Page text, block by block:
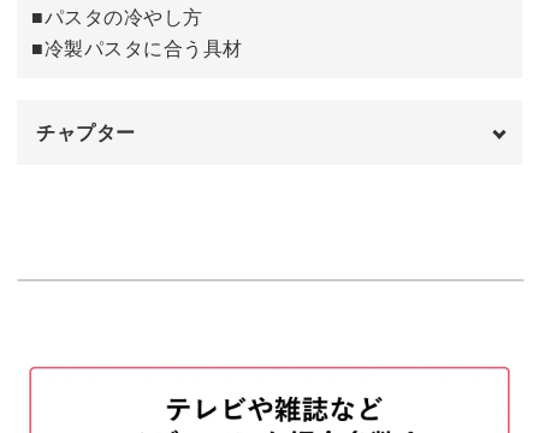
■パスタの冷やし方
■冷製パスタに合う具材
チャプター
パスタをゆでる